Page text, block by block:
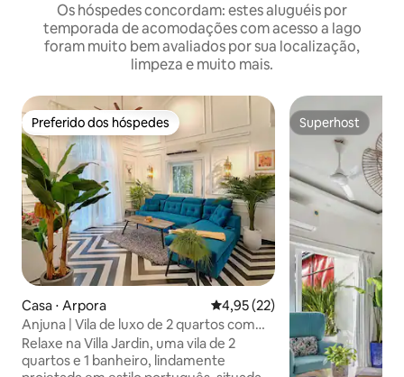
Os hóspedes concordam: estes aluguéis por
temporada de acomodações com acesso a lago
foram muito bem avaliados por sua localização,
limpeza e muito mais.
Preferido dos hóspedes
Preferido dos hóspedes
Casa ⋅ Arpora 4,95 de uma avaliação média
4,95 (22)
Anjuna | Vila de luxo de 2 quartos com
piscina
Relaxe na Villa Jardin, uma vila de 2
quartos e 1 banheiro, lindamente
Superhost
Superhost